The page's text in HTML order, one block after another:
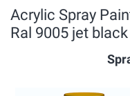
Acrylic Spray
Ral 9005 jet black